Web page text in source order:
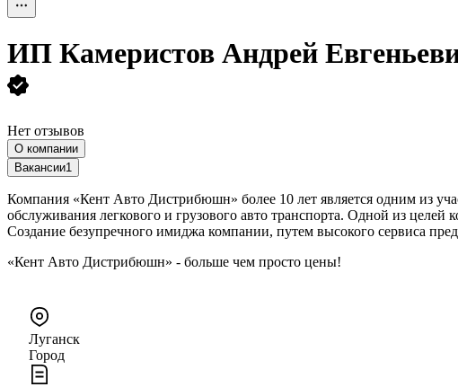
ИП Камеристов Андрей
Нет отзывов
О компании
Вакансии1
Компания «Кент Авто Дистрибюшн» более 10 лет является одним из
обслуживания легкового и грузового авто транспорта. Одной из целей
Создание безупречного имиджа компании, путем высокого сервиса
«Кент Авто Дистрибюшн» - больше чем просто цены!
Луганск
Город